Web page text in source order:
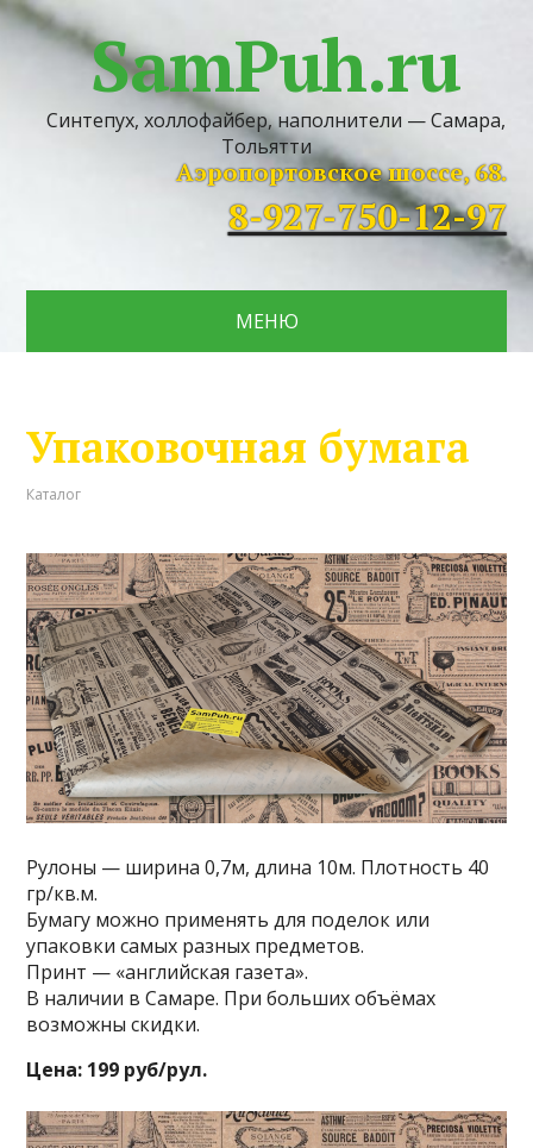
SamPuh.ru
Синтепух, холлофайбер, наполнители — Самара,
Тольятти
Аэропортовское шоссе, 68.
8-927-750-12-97
МЕНЮ
Упаковочная бумага
Каталог
Рулоны — ширина 0,7м, длина 10м. Плотность 40
гр/кв.м.
Бумагу можно применять для поделок или
упаковки самых разных предметов.
Принт — «английская газета».
В наличии в Самаре. При больших объёмах
возможны скидки.
Цена: 199 руб/рул.